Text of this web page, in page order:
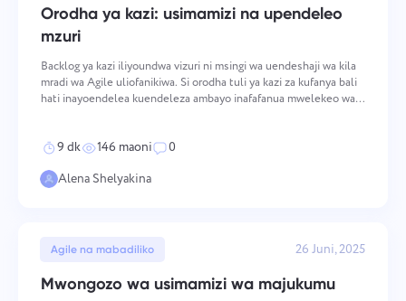
Español
Français
עברית
Kiswahili
Orodha ya kazi: usimamizi na upendeleo
mzuri
Backlog ya kazi iliyoundwa vizuri ni msingi wa uendeshaji wa kila
mradi wa Agile uliofanikiwa. Si orodha tuli ya kazi za kufanya bali
hati inayoendelea kuendeleza ambayo inafafanua mwelekeo wa
9 dk 146 maoni
0
Alena Shelyakina
Agile na mabadiliko 26 Juni, 2025
Mwongozo wa usimamizi wa majukumu
Unda kazi, fanya kazi na wenzako na ifunge ikiwa
imekamilika.
Ripoti
ubao wako.